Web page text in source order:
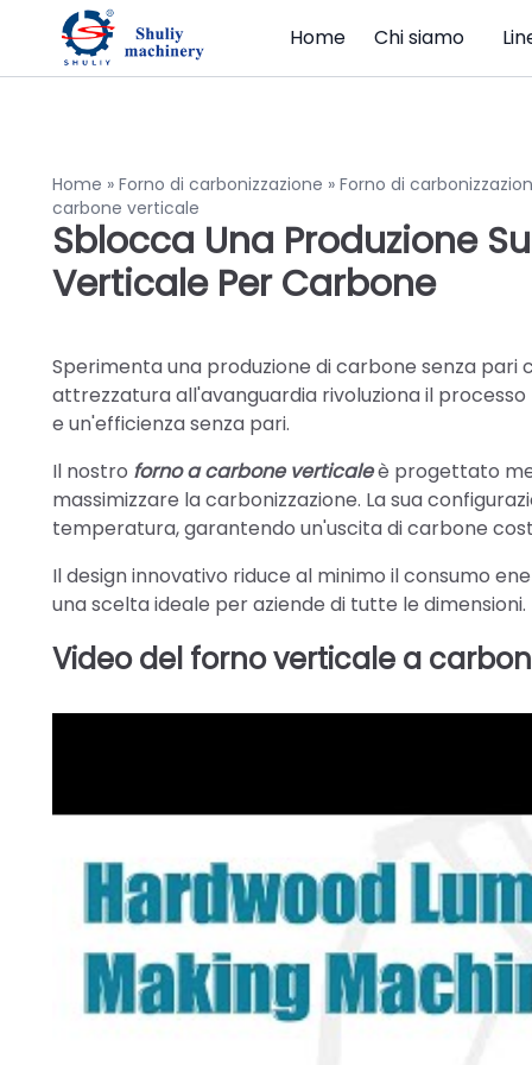
Home Chi siamo
Home » Forno di carbonizzazione » Forno di
carbone verticale
Sblocca Una Produzione
Verticale Per Carbone
Sperimenta una produzione di carbone senza
attrezzatura all'avanguardia rivoluziona il
e un'efficienza senza pari.
Il nostro forno a carbone verticaleè progettato
massimizzare la carbonizzazione. La sua
temperatura, garantendo un'uscita di carbone
Il design innovativo riduce al minimo il consumo
una scelta ideale per aziende di tutte le dimensioni.
Video del forno verticale a